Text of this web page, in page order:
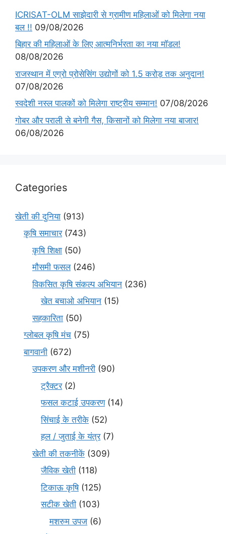
ICRISAT-OLM साझेदारी से ग्रामीण महिलाओं को मिलेगा नया
बल !! 09/08/2026
बिहार की महिलाओं के लिए आत्मनिर्भरता का नया मॉडल!
08/08/2026
राजस्थान में एग्रो प्रोसेसिंग उद्योगों को 1.5 करोड़ तक अनुदान!
07/08/2026
स्वदेशी नस्ल पालकों को मिलेगा राष्ट्रीय सम्मान! 07/08/2026
गोबर और पराली से बनेगी गैस, किसानों को मिलेगा नया बाजार!
06/08/2026
Categories
खेती की दुनिया (913)
कृषि समाचार(743)
कृषि शिक्षा (50)
मौसमी फसल(246)
विकसित कृषि संकल्प अभियान (236)
खेत बचाओ अभियान (15)
सहकारिता (50)
ग्लोबल कृषि मंच (75)
बागवानी (672)
उपकरण और मशीनरी (90)
ट्रैक्टर(2)
फसल कटाई उपकरण(14)
सिंचाई के तरीके (52)
हल / जुताई के यंत्र(7)
खेती की तकनीकें (309)
जैविक खेती (118)
टिकाऊ कृषि(125)
सटीक खेती (103)
मशरुम उपज (6)